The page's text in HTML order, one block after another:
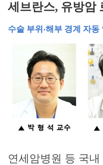
세브란스, 유방암
수술 부위‧해부 경계 자
연세암병원 등 국